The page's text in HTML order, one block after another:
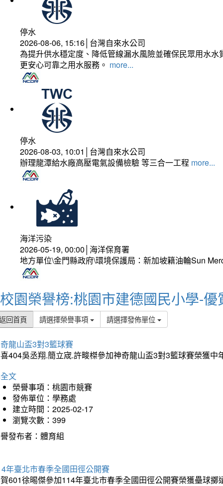
停水
2026-08-06, 15:16│台灣自來水公司
為提升供水穩定度、降低管線漏水風險並確保民眾用水
更安心可靠之用水服務。 more...
停水
2026-08-03, 10:01│台灣自來水公司
辦理龍潭給水廠高壓電氣設備檢驗 等三合一工程 more...
海洋污染
2026-05-19, 00:00│海洋保育署
地方單位\金門縣政府\環境保護局：新加坡籍油輪Sun
校園榮譽榜:桃園市建德國民小學-優
回首頁 請選擇榮譽事項 請選擇發佈單位
龍山盃3對3籃球賽
404吳丞翔.簡立宬.許畯榤參加神奇龍山盃3對3籃球賽榮獲中
文
榮譽事項：桃園市競賽
發佈單位：學務處
建立時間：2025-02-17
瀏覽次數：399
發布者：體育組
年臺北市春季全國田徑公開賽
601徐晹傑參加114年臺北市春季全國田徑公開賽榮獲壘球擲